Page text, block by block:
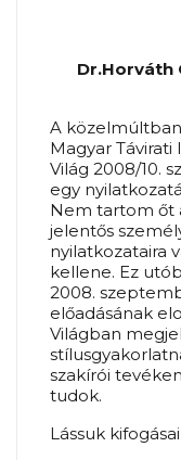
Dr.Horváth
A
Magyar Távirati
Világ 2008/10.
egy
Nem tartom őt
jelentős
nyilatkozataira
kellene. Ez
2008.
előadásának
Világban
szakírói
tudok.
Lássuk